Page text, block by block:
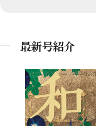
最新号紹介